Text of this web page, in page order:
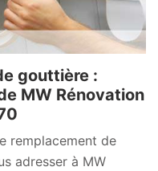
gouttière :
MW Rénovation
remplacement de
adresser à MW